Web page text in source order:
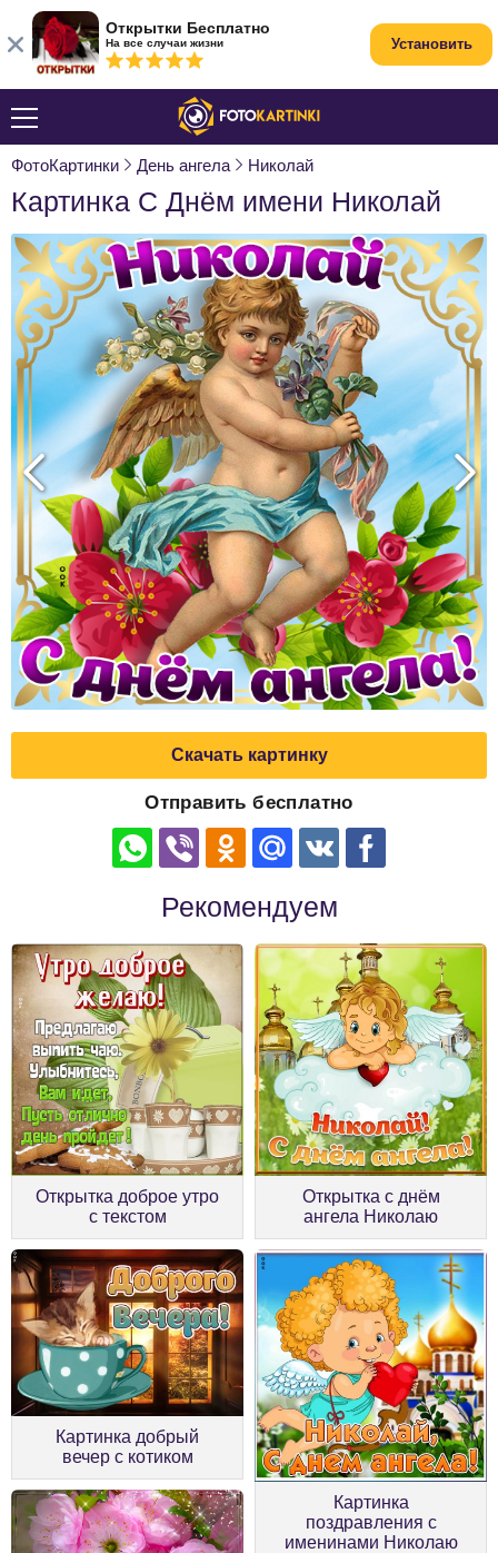
ФотоКартинки День ангела Николай
Картинка С Днём имени Николай
Скачать картинку
Отправить бесплатно
Рекомендуем
Открытка доброе утро
с текстом
Открытка с днём
ангела Николаю
Картинка добрый
вечер с котиком
Картинка
поздравления с
именинами Николаю
Открытки Бесплатно
На все случаи жизни Установить